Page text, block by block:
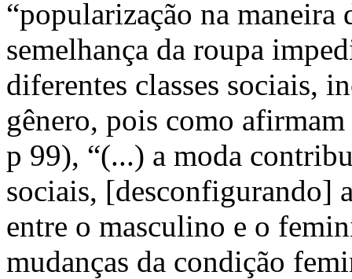
“popularização na maneira
semelhança da roupa
diferentes classes sociais,
gênero, pois como afirmam
p 99), “(...) a moda
sociais, [desconfigurando]
entre o masculino e o
mudanças da condição